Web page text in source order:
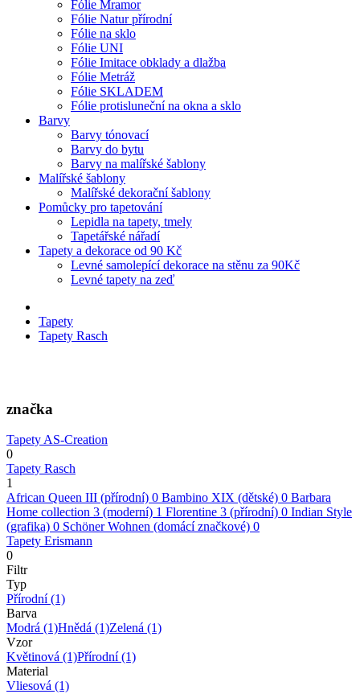
Fólie Mramor
Fólie Natur přírodní
Fólie na sklo
Fólie UNI
Fólie Imitace obklady a dlažba
Fólie Metráž
Fólie SKLADEM
Fólie protisluneční na okna a sklo
Barvy
Barvy tónovací
Barvy do bytu
Barvy na malířské šablony
Malířské šablony
Malířské dekorační šablony
Pomůcky pro tapetování
Lepidla na tapety, tmely
Tapetářské nářadí
Tapety a dekorace od 90 Kč
Levné samolepící dekorace na stěnu za 90Kč
Levné tapety na zeď
Tapety
Tapety Rasch
značka
Tapety AS-Creation
0
Tapety Rasch
1
African Queen III (přírodní) 0 Bambino XIX (dětské) 0 Barbara
Home collection 3 (moderní) 1 Florentine 3 (přírodní) 0 Indian Style
(grafika) 0 Schöner Wohnen (domácí značkové) 0
Tapety Erismann
0
Filtr
Typ
Přírodní(1)
Barva
Modrá (1)Hnědá (1)Zelená (1)
Vzor
Květinová (1)Přírodní(1)
Material
Vliesová (1)